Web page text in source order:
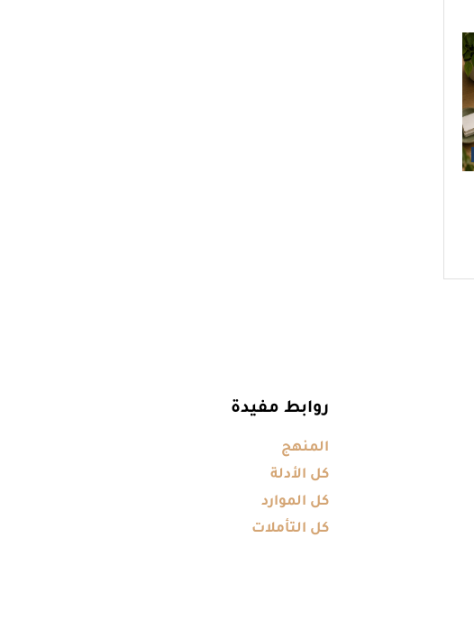
روابط مفيدة
المنهج
كل الأدلة
كل الموارد
كل التأملات